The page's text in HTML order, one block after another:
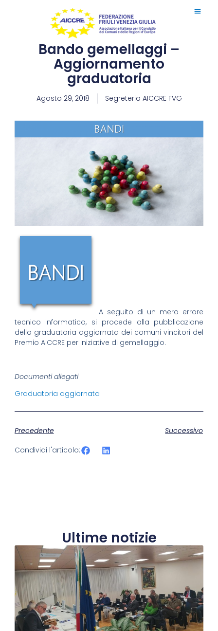
Bando gemellaggi –
Aggiornamento
graduatoria
Agosto 29, 2018 Segreteria AICCRE FVG
A seguito di un mero errore
tecnico informatico, si procede alla pubblicazione
della graduatoria aggiornata dei comuni vincitori del
Premio AICCRE per iniziative di gemellaggio.
Documenti allegati
Graduatoria aggiornata
Precedente
Successivo
Condividi l'articolo:
Ultime notizie